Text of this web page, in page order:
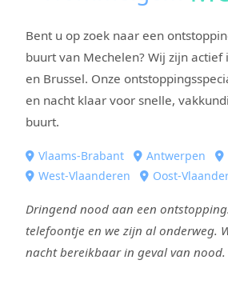
Bent u op zoek naar een
buurt van Mechelen? Wij zijn
en Brussel. Onze
en nacht klaar voor snelle,
buurt.
Vlaams-Brabant Antwerpen
West-Vlaanderen
Oost-
Dringend nood aan een
telefoontje en we zijn al onderweg.
nacht bereikbaar in geval van nood.